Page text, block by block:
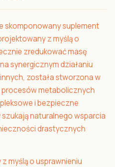
skomponowany suplement
z myślą o
zredukować masę
synergicznym działaniu
została stworzona w
metabolicznych
i bezpieczne
naturalnego wsparcia
drastycznych
myślą o usprawnieniu